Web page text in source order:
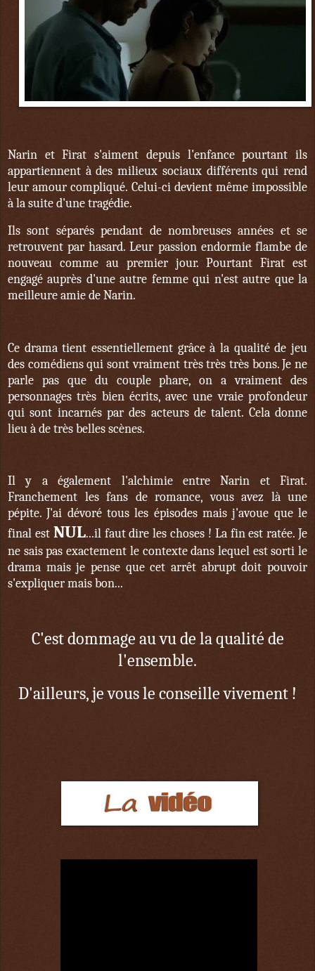
Narin et Firat s'aiment depuis l'enfance pourtant ils
appartiennent à des milieux sociaux différents qui rend
leur amour compliqué. Celui-ci devient même impossible
à la suite d'une tragédie.
Ils sont séparés pendant de nombreuses années et se
retrouvent par hasard. Leur passion endormie flambe de
nouveau comme au premier jour. Pourtant Firat est
engagé auprès d'une autre femme qui n'est autre que la
meilleure amie de Narin.
Ce drama tient essentiellement grâce à la qualité de jeu
des comédiens qui sont vraimenttrès très trèsbons. Je ne
parle pas que du couple phare, on a vraiment des
personnages très bien écrits, avec une vraie profondeur
qui sont incarnés par des acteurs de talent. Cela donne
lieu à de très belles scènes.
Il y a également l'alchimie entre Narin et Firat.
Franchement les fans de romance,vous avez là une
pépite. J'ai dévoré tous les épisodes mais j'avoue que le
final est NUL...il faut dire les choses ! La fin est ratée. Je
ne sais pas exactement le contexte dans lequel est sorti le
drama mais je pense que cet arrêt abrupt doit pouvoir
s'expliquer mais bon...
C'est dommage au vu de la qualité de
l'ensemble.
D'ailleurs, je vous le conseille vivement !